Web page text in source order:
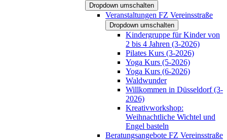
Dropdown umschalten
Veranstaltungen FZ Vereinsstraße
Dropdown umschalten
Kindergruppe für Kinder von
2 bis 4 Jahren (3-2026)
Pilates Kurs (3-2026)
Yoga Kurs (5-2026)
Yoga Kurs (6-2026)
Waldwunder
Willkommen in Düsseldorf (3-
2026)
Kreativworkshop:
Weihnachtliche Wichtel und
Engel basteln
Beratungsangebote FZ Vereinsstraße